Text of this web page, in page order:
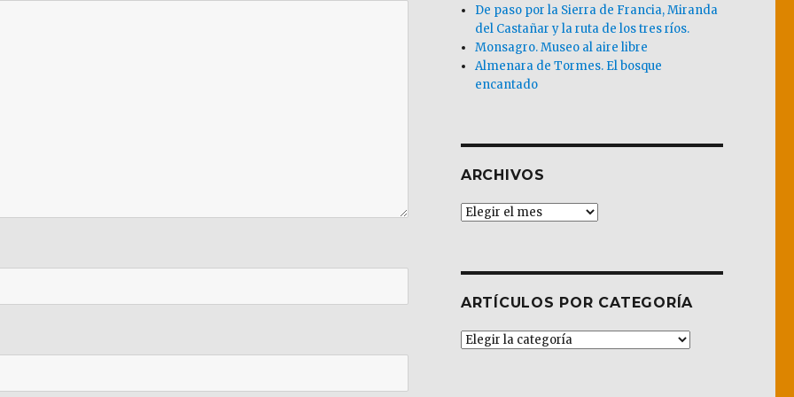
De paso por la Sierra de Francia, Miranda
del Castañar y la ruta de los tres ríos.
Monsagro. Museo al aire libre
Almenara de Tormes. El bosque
encantado
ARCHIVOS
Archivos
ARTÍCULOS POR CATEGORÍA
Artículos